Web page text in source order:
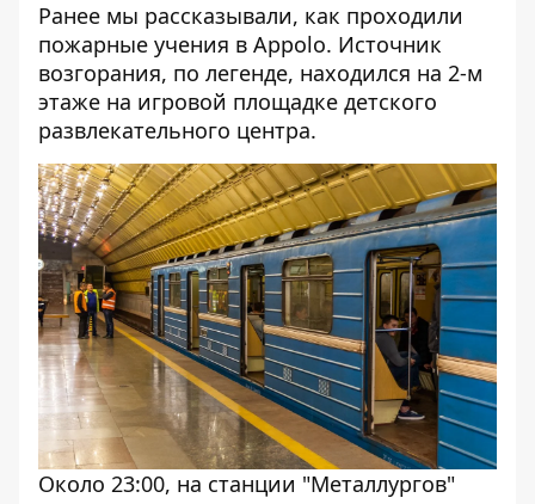
Ранее мы рассказывали, как проходили
пожарные учения в Appolo. Источник
возгорания, по легенде, находился на 2-м
этаже на игровой площадке детского
развлекательного центра.
Около 23:00, на станции "Металлургов"